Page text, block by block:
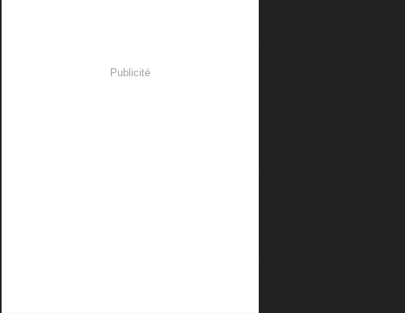
Publicité